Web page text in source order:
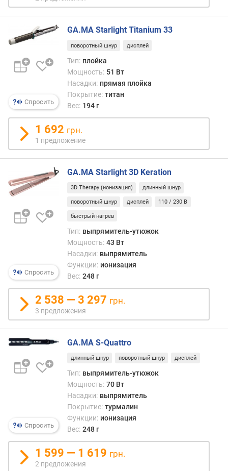
з
о
т
к
а
п
р
я
а
я
а
с
а
К
о
а
н
д
о
н
я
н
а
с
Спросить
GA.MA Starlight Titanium 33
поворотный шнур дисплей
Тип: плойка
Мощность: 51 Вт
Насадки: прямая плойка
Покрытие: титан
Вес: 194 г
1 692 грн.
1 предложение
Спросить
GA.MA Starlight 3D Keration
3D Therapy (ионизация) длинный шнур
поворотный шнур дисплей 110 / 230 В
быстрый нагрев
Тип: выпрямитель-утюжок
Мощность: 43 Вт
Насадки: выпрямитель
Функции: ионизация
Вес: 248 г
2 538 — 3 297 грн.
3 предложения
Спросить
GA.MA S-Quattro
длинный шнур поворотный шнур дисплей
Тип: выпрямитель-утюжок
Мощность: 70 Вт
Насадки: выпрямитель
Покрытие: турмалин
Функции: ионизация
Вес: 248 г
1 599 — 1 619 грн.
2 предложения